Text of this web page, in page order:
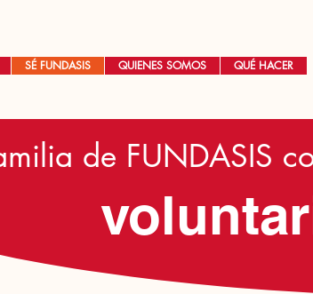
SÉ FUNDASIS QUIENES SOMOS QUÉ HACER
de FUNDASIS